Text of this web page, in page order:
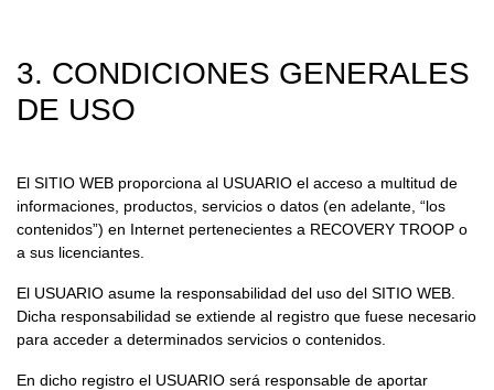
3. CONDICIONES GENERALES
DE USO
El SITIO WEB proporciona al USUARIO el acceso a multitud de
informaciones, productos, servicios o datos (en adelante, “los
contenidos”) en Internet pertenecientes a RECOVERY TROOP o
a sus licenciantes.
El USUARIO asume la responsabilidad del uso del SITIO WEB.
Dicha responsabilidad se extiende al registro que fuese necesario
para acceder a determinados servicios o contenidos.
En dicho registro el USUARIO será responsable de aportar